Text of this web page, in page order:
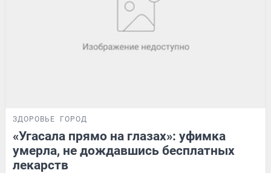
ЗДОРОВЬЕ ГОРОД
«Угасала прямо на глазах»: уфимка
умерла, не дождавшись бесплатных
лекарств